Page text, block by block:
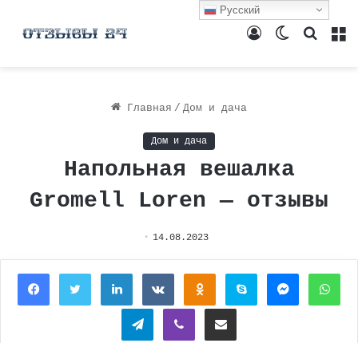
Поиск
Switch
Войти
Главная / Дом и дача
Дом и дача
Напольная вешалка
Gromell Loren — отзывы
14.08.2023
FacebookTwitterLinkedInВконтактеОдноклассники
Skype Messenger
TelegramViber Поделиться через электронную почту
Русский